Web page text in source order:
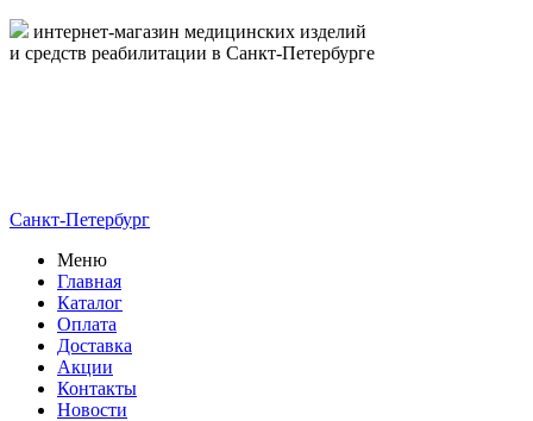
интернет-магазин медицинских изделий
и средств реабилитации в Санкт-Петербурге
Санкт-Петербург
Меню
Главная
Каталог
Оплата
Доставка
Акции
Контакты
Новости